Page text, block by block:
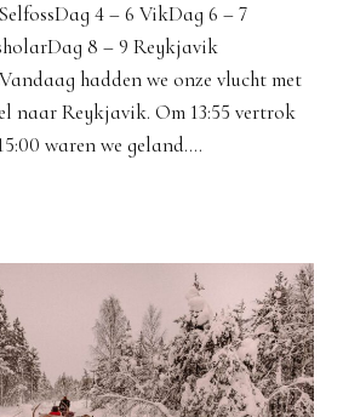
4 – 6 VikDag 6 – 7
8 – 9 Reykjavik
hadden we onze vlucht met
naar Reykjavik. Om 13:55 vertrok
waren we geland….